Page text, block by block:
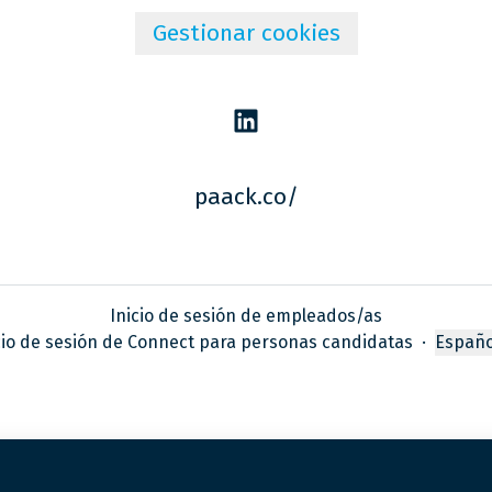
Gestionar cookies
paack.co/
Inicio de sesión de empleados/as
de sesión de Connect para personas candidatas ·